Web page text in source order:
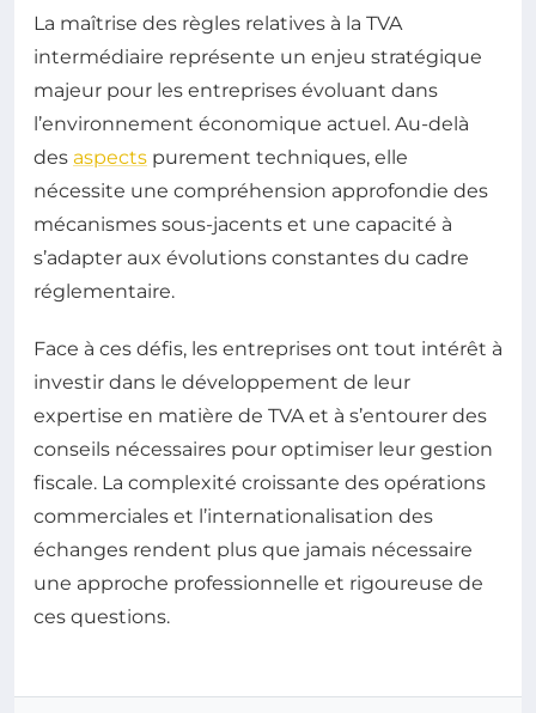
La maîtrise des règles relatives à la TVA
intermédiaire représente un enjeu stratégique
majeur pour les entreprises évoluant dans
l’environnement économique actuel. Au-delà
des aspects purement techniques, elle
nécessite une compréhension approfondie des
mécanismes sous-jacents et une capacité à
s’adapter aux évolutions constantes du cadre
réglementaire.
Face à ces défis, les entreprises ont tout intérêt à
investir dans le développement de leur
expertise en matière de TVA et à s’entourer des
conseils nécessaires pour optimiser leur gestion
fiscale. La complexité croissante des opérations
commerciales et l’internationalisation des
échanges rendent plus que jamais nécessaire
une approche professionnelle et rigoureuse de
ces questions.